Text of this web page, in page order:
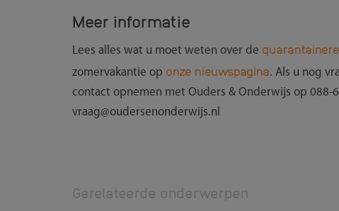
Meer informatie
Lees alles wat u moet weten over de
zomervakantie op onze nieuwspagina. Als u nog
contact opnemen met Ouders & Onderwijs op 088-
vraag@oudersenonderwijs.nl
Gerelateerde onderwerpen